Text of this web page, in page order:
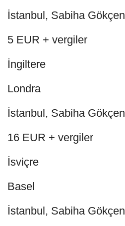
İstanbul, Sabiha Gökçen
5 EUR + vergiler
İngiltere
Londra
İstanbul, Sabiha Gökçen
16 EUR + vergiler
İsviçre
Basel
İstanbul, Sabiha Gökçen